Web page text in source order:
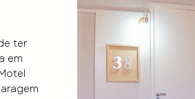
ter
em